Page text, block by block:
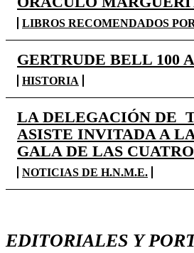
LIBROS RECOMENDADOS
GERTRUDE BELL 100
HISTORIA
LA DELEGACIÓN DE
ASISTE INVITADA A
GALA DE LAS
NOTICIAS DE H.N.M.E.
EDITORIALES Y